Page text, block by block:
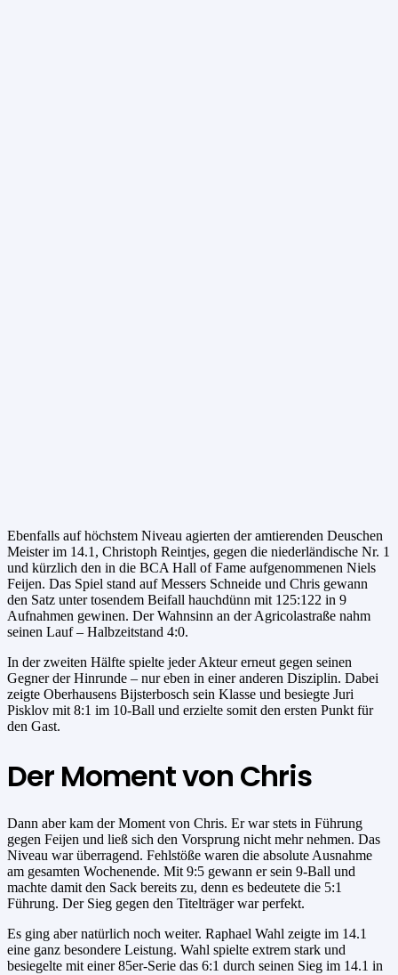
Ebenfalls auf höchstem Niveau agierten der amtierenden Deuschen
Meister im 14.1, Christoph Reintjes, gegen die niederländische Nr. 1
und kürzlich den in die BCA Hall of Fame aufgenommenen Niels
Feijen. Das Spiel stand auf Messers Schneide und Chris gewann
den Satz unter tosendem Beifall hauchdünn mit 125:122 in 9
Aufnahmen gewinen. Der Wahnsinn an der Agricolastraße nahm
seinen Lauf – Halbzeitstand 4:0.
In der zweiten Hälfte spielte jeder Akteur erneut gegen seinen
Gegner der Hinrunde – nur eben in einer anderen Disziplin. Dabei
zeigte Oberhausens Bijsterbosch sein Klasse und besiegte Juri
Pisklov mit 8:1 im 10-Ball und erzielte somit den ersten Punkt für
den Gast.
Der Moment von Chris
Dann aber kam der Moment von Chris. Er war stets in Führung
gegen Feijen und ließ sich den Vorsprung nicht mehr nehmen. Das
Niveau war überragend. Fehlstöße waren die absolute Ausnahme
am gesamten Wochenende. Mit 9:5 gewann er sein 9-Ball und
machte damit den Sack bereits zu, denn es bedeutete die 5:1
Führung. Der Sieg gegen den Titelträger war perfekt.
Es ging aber natürlich noch weiter. Raphael Wahl zeigte im 14.1
eine ganz besondere Leistung. Wahl spielte extrem stark und
besiegelte mit einer 85er-Serie das 6:1 durch seinen Sieg im 14.1 in